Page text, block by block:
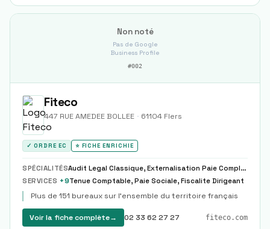
Non noté
Pas de Google
Business Profile
#002
Fiteco
447 RUE AMEDEE BOLLEE · 61104 Flers
✓ ORDRE EC ⭐ FICHE ENRICHIE
SPÉCIALITÉS
Audit Legal Classique, Externalisation Paie Complete Partielle Modele
SERVICES +9Tenue Comptable, Paie Sociale, Fiscalite Dirigeant
Plus de 151 bureaux sur l’ensemble du territoire français
Voir la fiche complète→ 02 33 62 27 27 fiteco.com